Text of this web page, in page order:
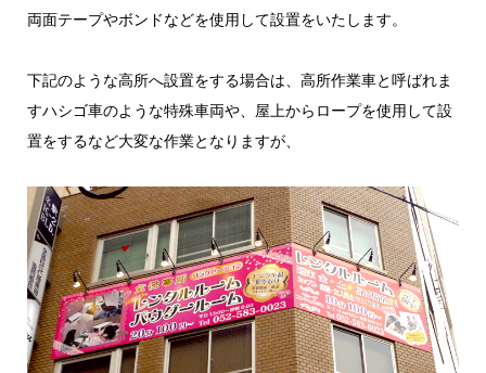
両面テープやボンドなどを使用して設置をいたします。
下記のような高所へ設置をする場合は、高所作業車と呼ばれま
すハシゴ車のような特殊車両や、屋上からロープを使用して設
置をするなど大変な作業となりますが、